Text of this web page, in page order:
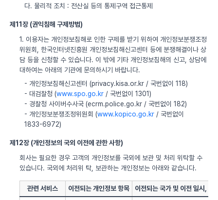
다. 물리적 조치 : 전산실 등의 통제구역 접근통제
제11장 (권익침해 구제방법)
1. 이용자는 개인정보침해로 인한 구제를 받기 위하여 개인정보분쟁조정
위원회, 한국인터넷진흥원 개인정보침해신고센터 등에 분쟁해결이나 상
담 등을 신청할 수 있습니다. 이 밖에 기타 개인정보침해의 신고, 상담에
대하여는 아래의 기관에 문의하시기 바랍니다.
- 개인정보침해신고센터 (privacy.kisa.or.kr / 국번없이 118)
- 대검찰청 (www.spo.go.kr / 국번없이 1301)
- 경찰청 사이버수사국 (ecrm.police.go.kr / 국번없이 182)
- 개인정보분쟁조정위원회 (www.kopico.go.kr / 국번없이
1833-6972)
제12장 (개인정보의 국외 이전에 관한 사항)
회사는 필요한 경우 고객의 개인정보를 국외에 보관 및 처리 위탁할 수
있습니다. 국외에 처리위 탁, 보관하는 개인정보는 아래와 같습니다.
관련 서비스 이전되는 개인정보 항목 이전되는 국가 및 이전 일시, 방